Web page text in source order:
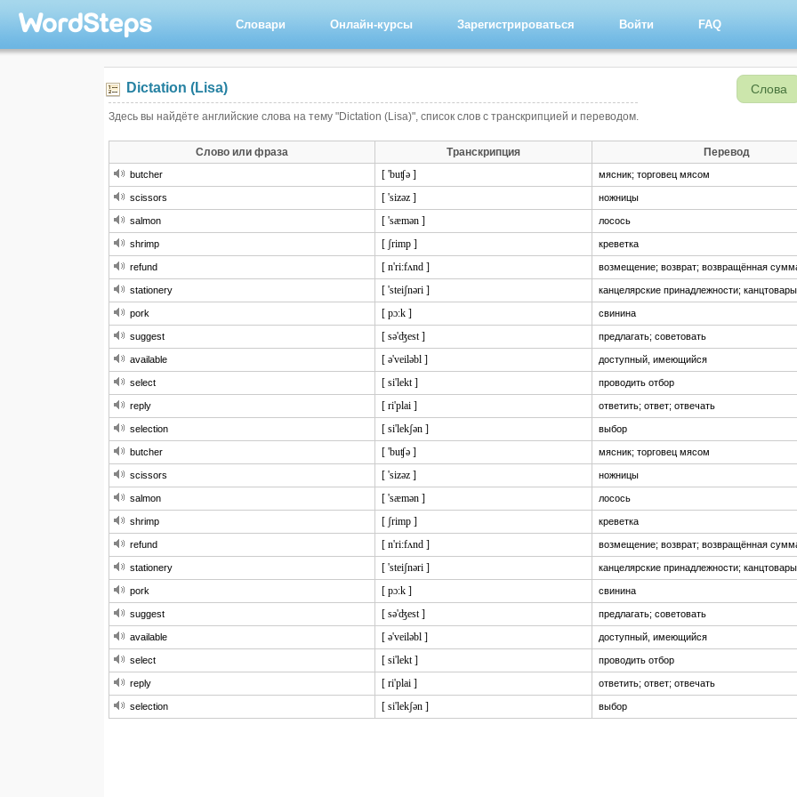
Словари Онлайн-курсы Зарегистрироваться Войти FAQ
Dictation (Lisa) Слова
Здесь вы найдёте английские слова на тему "Dictation (Lisa)", список слов с транскрипцией и переводом.
Слово или фраза Транскрипция Перевод
butcher [ 'buʧə ] мясник; торговец мясом
scissors [ 'sizəz ] ножницы
salmon [ 'sæmən ] лосось
shrimp [ ʃrimp ] креветка
refund [ n'ri:fʌnd ] возмещение; возврат; возвращённая
stationery [ 'steiʃnəri ] канцелярские принадлежности; канцтовары
pork [ pɔ:k ] свинина
suggest [ sə'ʤest ] предлагать; советовать
available [ ə'veiləbl ] доступный, имеющийся
select [ si'lekt ] проводить отбор
reply [ ri'plai ] ответить; ответ; отвечать
selection [ si'lekʃən ] выбор
butcher [ 'buʧə ] мясник; торговец мясом
scissors [ 'sizəz ] ножницы
salmon [ 'sæmən ] лосось
shrimp [ ʃrimp ] креветка
refund [ n'ri:fʌnd ] возмещение; возврат; возвращённая
stationery [ 'steiʃnəri ] канцелярские принадлежности; канцтовары
pork [ pɔ:k ] свинина
suggest [ sə'ʤest ] предлагать; советовать
available [ ə'veiləbl ] доступный, имеющийся
select [ si'lekt ] проводить отбор
reply [ ri'plai ] ответить; ответ; отвечать
selection [ si'lekʃən ] выбор